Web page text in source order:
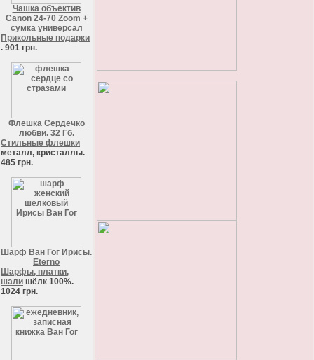
Чашка объектив
Canon 24-70 Zoom +
сумка универсал
Прикольные подарки
. 901 грн.
Флешка Сердечко
любви. 32 Гб.
Стильные флешки
металл, кристаллы.
485 грн.
Шарф Ван Гог Ирисы.
Eterno
Шарфы, платки,
шали шёлк 100%.
1024 грн.